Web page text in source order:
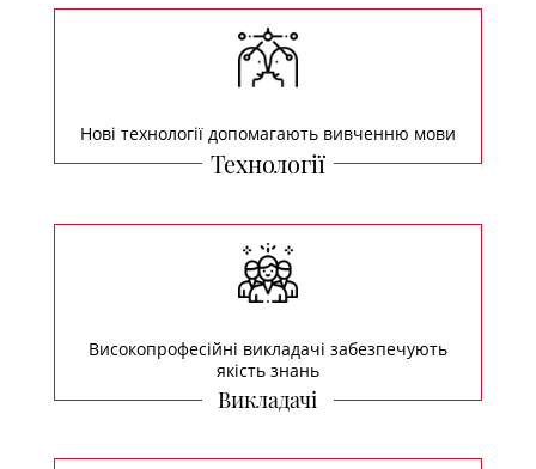
Нові технології допомагають вивченню мови
Технології
Високопрофесійні викладачі забезпечують
якість знань
Викладачі